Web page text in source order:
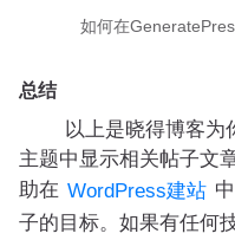
如何在
总结
以上是晓得博客为
主题中显示相关帖子文
助在 WordPress建站
子的目标。如果有任何